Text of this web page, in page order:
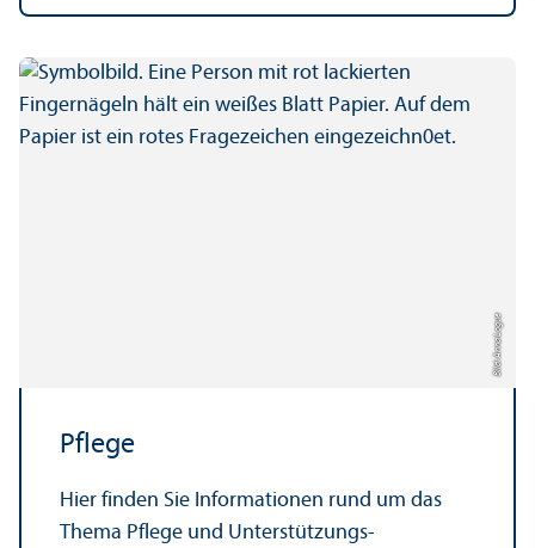
Bild: Anna Logue
Pflege
Hier finden Sie Informationen rund um das
Thema Pflege und Unter­stützungs­